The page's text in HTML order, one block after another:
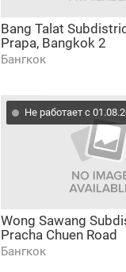
Bang Talat
Prapa, Bangkok 2
Бангкок
Не работает с
Wong Sawang
Pracha Chuen Road
Бангкок